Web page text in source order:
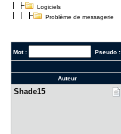
Logiciels
Problème de messagerie
Mot : Pseudo :
Auteur
Shade15